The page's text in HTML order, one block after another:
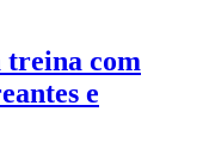
treina com
e